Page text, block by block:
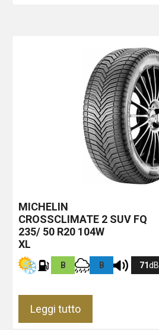
MICHELIN
CROSSCLIMATE 2 SUV FQ
235/ 50 R20 104W
XL
B B 71dB
Leggi tutto